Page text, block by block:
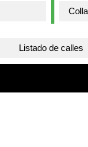
Listado de calles